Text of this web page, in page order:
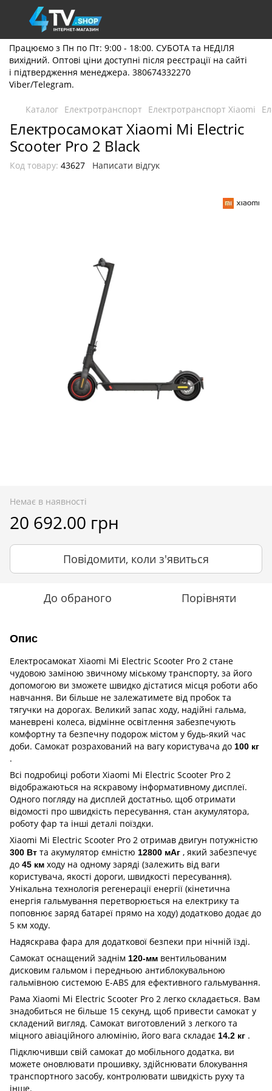
Працюємо з Пн по Пт: 9:00 - 18:00. СУБОТА та НЕДІЛЯ
вихідний. Оптові ціни доступні після реєстрації на сайті
і підтвердження менеджера. 380674332270
Viber/Telegram.
Каталог Електротранспорт Електротранспорт Xiaomi
Електросамокат Xiaomi Mi Electric
Scooter Pro 2 Black
Код товару: 43627 Написати відгук
Немає в наявності
20 692.00 грн
Повідомити, коли з'явиться
До обраного Порівняти
Опис
Електросамокат Xiaomi Mi Electric Scooter Pro 2 стане
чудовою заміною звичному міському транспорту, за його
допомогою ви зможете швидко дістатися місця роботи або
навчання. Ви більше не залежатимете від пробок та
тягучки на дорогах. Великий запас ходу, надійні гальма,
маневрені колеса, відмінне освітлення забезпечують
комфортну та безпечну подорож містом у будь-який час
доби. Самокат розрахований на вагу користувача до 100 кг
.
Всі подробиці роботи Xiaomi Mi Electric Scooter Pro 2
відображаються на яскравому інформативному дисплеї.
Одного погляду на дисплей достатньо, щоб отримати
відомості про швидкість пересування, стан акумулятора,
роботу фар та інші деталі поїздки.
Xiaomi Mi Electric Scooter Pro 2 отримав двигун потужністю
300 Вт та акумулятор ємністю 12800 мАг , який забезпечує
до 45 км ходу на одному заряді (залежить від ваги
користувача, якості дороги, швидкості пересування).
Унікальна технологія регенерації енергії (кінетична
енергія гальмування перетворюється на електрику та
поповнює заряд батареї прямо на ходу) додатково додає до
5 км ходу.
Надяскрава фара для додаткової безпеки при нічній їзді.
Самокат оснащений заднім 120-мм вентильованим
дисковим гальмом і передньою антиблокувальною
гальмівною системою E-ABS для ефективного гальмування.
Рама Xiaomi Mi Electric Scooter Pro 2 легко складається. Вам
знадобиться не більше 15 секунд, щоб привести самокат у
складений вигляд. Самокат виготовлений з легкого та
міцного авіаційного алюмінію, його вага складає 14.2 кг .
Підключивши свій самокат до мобільного додатка, ви
можете оновлювати прошивку, здійснювати блокування
транспортного засобу, контролювати швидкість руху та
інше.